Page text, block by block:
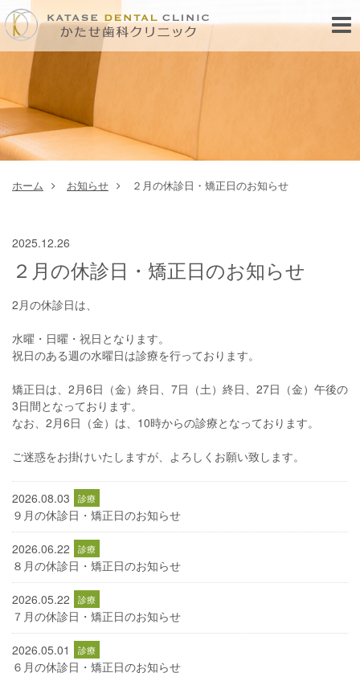
ホーム お知らせ ２月の休診日・矯正日のお知らせ
2025.12.26
２月の休診日・矯正日のお知らせ
2月の休診日は、
水曜・日曜・祝日となります。
祝日のある週の水曜日は診療を行っております。
矯正日は、2月6日（金）終日、7日（土）終日、27日（金）午後の
3日間となっております。
なお、2月6日（金）は、10時からの診療となっております。
ご迷惑をお掛けいたしますが、よろしくお願い致します。
2026.08.03
９月の休診日・矯正日のお知らせ
2026.06.22
８月の休診日・矯正日のお知らせ
2026.05.22
７月の休診日・矯正日のお知らせ
2026.05.01
６月の休診日・矯正日のお知らせ